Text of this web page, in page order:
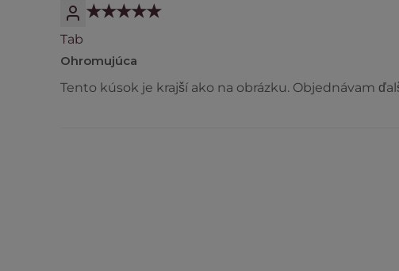
Tab
Ohromujúca
Tento kúsok je krajší ako na obrázku. Objednávam